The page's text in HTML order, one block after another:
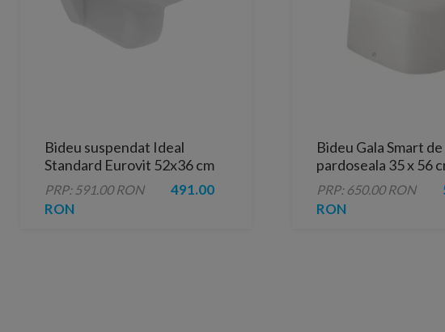
Bideu suspendat Ideal
Standard Eurovit 52x36 cm
alb lucios
PRP: 591.00 RON
491.00
RON
Bideu Gala Smart de
pardoseala 35 x 56
PRP: 650.00 RON
RON